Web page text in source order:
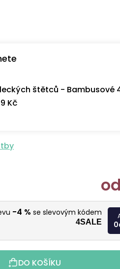
štětců - Bambusové
Kč
od
-4 % se slevovým kódem
4SALE
DO KOŠÍKU